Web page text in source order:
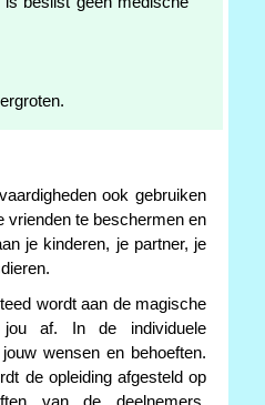
ook gebruiken
vrienden te beschermen en
je kinderen, je partner, je
wordt aan de magische
jou af. In de individuele
wensen en behoeften.
de opleiding afgesteld op